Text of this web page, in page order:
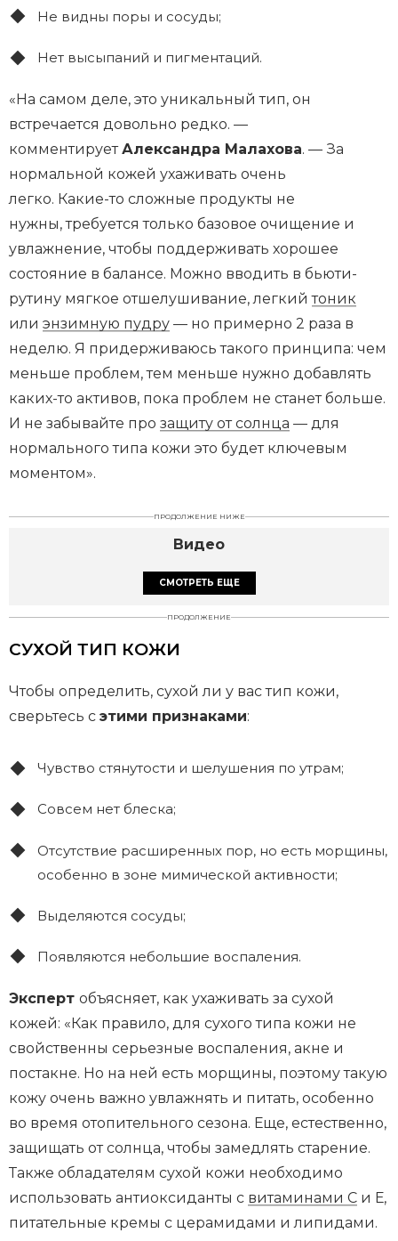
Не видны поры и сосуды;
Нет высыпаний и пигментаций.
«На самом деле, это уникальный тип, он
встречается довольно редко. —
комментируетАлександра Малахова. — За
нормальной кожей ухаживать очень
легко. Какие-то сложные продукты не
нужны, требуется только базовое очищение и
увлажнение, чтобы поддерживать хорошее
состояние в балансе. Можно вводить в бьюти-
рутину мягкое отшелушивание, легкийтоник
или энзимную пудру — но примерно 2 раза в
неделю. Я придерживаюсь такого принципа: чем
меньше проблем, тем меньше нужно добавлять
каких-то активов, пока проблем не станет больше.
И не забывайте про защиту от солнца — для
нормального типа кожи это будет ключевым
моментом».
ПРОДОЛЖЕНИЕ НИЖЕ
Видео
СМОТРЕТЬ ЕЩЕ
ПРОДОЛЖЕНИЕ
СУХОЙ ТИП КОЖИ
Чтобы определить, сухой ли у вас тип кожи,
сверьтесь с этими признаками:
Чувство стянутости и шелушения по утрам;
Совсем нет блеска;
Отсутствие расширенных пор, но есть морщины,
особенно в зоне мимической активности;
Выделяются сосуды;
Появляются небольшие воспаления.
Эксперт объясняет, как ухаживать за сухой
кожей: «Как правило, для сухого типа кожи не
свойственны серьезные воспаления, акне и
постакне. Но на ней есть морщины, поэтому такую
кожу очень важно увлажнять и питать, особенно
во время отопительного сезона. Еще, естественно,
защищать от солнца, чтобы замедлять старение.
Также обладателям сухой кожи необходимо
использовать антиоксиданты с витаминами С и Е,
питательные кремы с церамидами и липидами.